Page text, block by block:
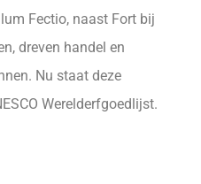
Fectio, naast Fort bij
dreven handel en
Nu staat deze
Werelderfgoedlijst.